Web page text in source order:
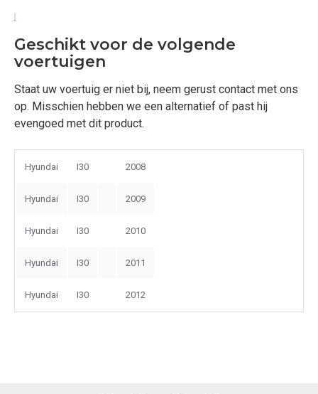
Geschikt voor de volgende
voertuigen
Staat uw voertuig er niet bij, neem gerust contact met ons
op. Misschien hebben we een alternatief of past hij
evengoed met dit product.
Hyundai I30 2008
Hyundai I30 2009
Hyundai I30 2010
Hyundai I30 2011
Hyundai I30 2012